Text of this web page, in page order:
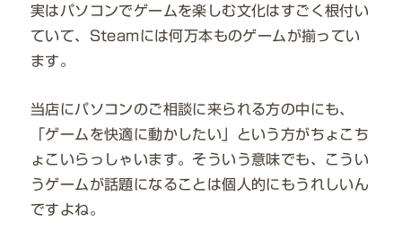
実はパソコンでゲームを楽しむ文化はすごく根付い
ていて、Steamには何万本ものゲームが揃ってい
ます。
当店にパソコンのご相談に来られる方の中にも、
「ゲームを快適に動かしたい」という方がちょこち
ょこいらっしゃいます。そういう意味でも、こうい
うゲームが話題になることは個人的にもうれしいん
ですよね。